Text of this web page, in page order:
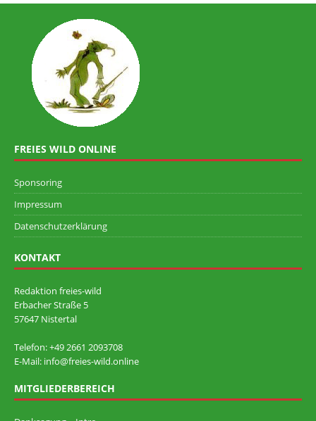
FREIES WILD ONLINE
Sponsoring
Impressum
Datenschutzerklärung
KONTAKT
Redaktion freies-wild
Erbacher Straße 5
57647 Nistertal
Telefon: +49 ‭2661 2093708
E-Mail: info@freies-wild.online
MITGLIEDERBEREICH